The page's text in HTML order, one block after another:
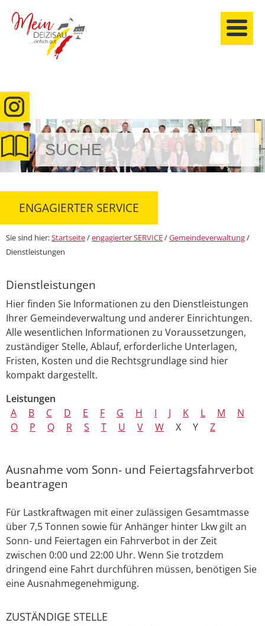
anmelden
ENGAGIERTER SERVICE
Sie sind hier:Startseite/engagierter SERVICE/Gemeindeverwaltung/
Dienstleistungen
Dienstleistungen
Hier finden Sie Informationen zu den Dienstleistungen
Ihrer Gemeindeverwaltung und anderer Einrichtungen.
Alle wesentlichen Informationen zu Voraussetzungen,
zuständiger Stelle, Ablauf, erforderliche Unterlagen,
Fristen, Kosten und die Rechtsgrundlage sind hier
kompakt dargestellt.
Leistungen
A
B C D E F G H I J K L M
N
O
P Q R S T U V W X Y Z
Ausnahme vom Sonn- und Feiertagsfahrverbot
beantragen
Für Lastkraftwagen mit einer zulässigen Gesamtmasse
über 7,5 Tonnen sowie für Anhänger hinter Lkw gilt an
Sonn- und Feiertagen ein Fahrverbot in der Zeit
zwischen 0:00 und 22:00 Uhr. Wenn Sie trotzdem
dringend eine Fahrt durchführen müssen, benötigen Sie
eine Ausnahmegenehmigung.
ZUSTÄNDIGE STELLE